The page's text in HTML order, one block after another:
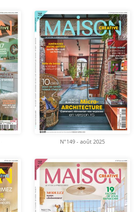
N°149 - août 2025